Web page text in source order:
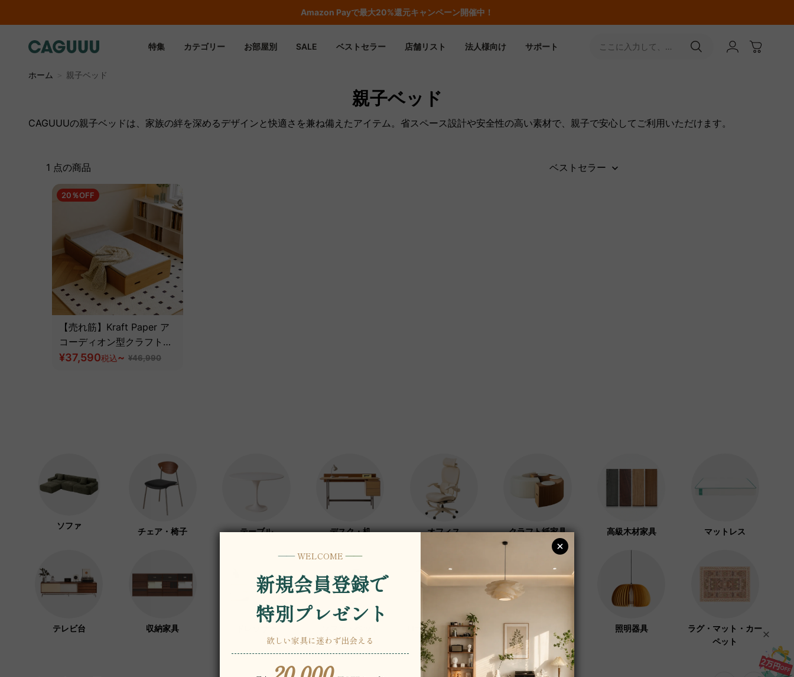
Amazon Payで最大20%還元キャンペーン開催中！
特集 カテゴリー お部屋別 SALE ベストセラー 店舗リスト 法人様向け サポート
ここに入力して、
ホーム
親子ベッド
親子ベッド
CAGUUUの親子ベッドは、家族の絆を深めるデザインと快適さを兼ね備えたアイテム。省スペース設計や安全性の高い素材で、親子で安心してご利用いただけます。
1 点の商品 ベストセラー
20％OFF
【売れ筋】Kraft Paper ア
コーディオン型クラフトベ
ッド
¥37,590税込~ ¥46,990
ソファ
チェア・椅子 テーブル デスク・机 オフィス クラフト紙家具 高級木材家具 マットレス
テレビ台 収納家具 ローテーブル・座卓
ハンガーラック・コ
ートハンガー
照明器具
ラグ・マット・カー
ペット